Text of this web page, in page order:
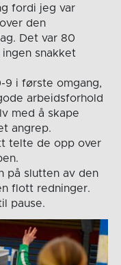
fordi jeg var
den
Det var 80
snakket
i første omgang,
arbeidsforhold
med å skape
angrep.
telte de opp over
på slutten av den
flott redninger.
pause.